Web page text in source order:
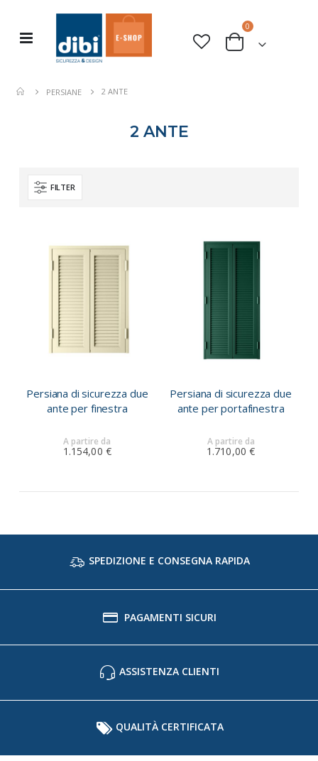
Toggle
Cart
0 elementi
PERSIANE 2 ANTE
2 ANTE
FILTER
Persiana di sicurezza due
ante per finestra
A partire da
1.154,00 €
Persiana di sicurezza due
ante per portafinestra
A partire da
1.710,00 €
SPEDIZIONE E CONSEGNA RAPIDA
PAGAMENTI SICURI
ASSISTENZA CLIENTI
QUALITÀ CERTIFICATA